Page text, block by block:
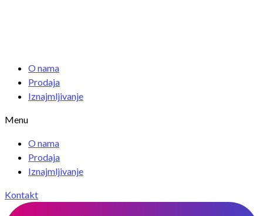
O nama
Prodaja
Iznajmljivanje
Menu
O nama
Prodaja
Iznajmljivanje
Kontakt